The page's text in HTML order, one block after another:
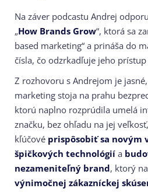
Na záver podcastu Andrej
„How Brands Grow“, ktorá sa
based marketing“ a prináša do
čísla, čo odzrkadľuje jeho
Z rozhovoru s Andrejom je
marketing stoja na prahu
ktorú naplno rozprúdila umelá
značku, bez ohľadu na jej
kľúčové prispôsobiť sa novým
špičkových technológií a
nezameniteľný brand, ktorý
výnimočnej zákazníckej